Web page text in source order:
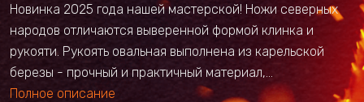
Новинка 2025 года нашей мастерской! Ножи северных
народов отличаются выверенной формой клинка и
рукояти. Рукоять овальная выполнена из карельской
березы - прочный и практичный материал,...
Полное описание